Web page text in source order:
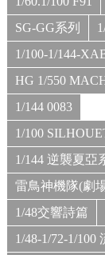
SG-GG系列
1/100-1/144-
HG 1/550
1/144 0083
1/100
1/144 逆襲夏亞
雷鳥神機隊(劇
1/48交響詩篇
1/48-1/72-1/100